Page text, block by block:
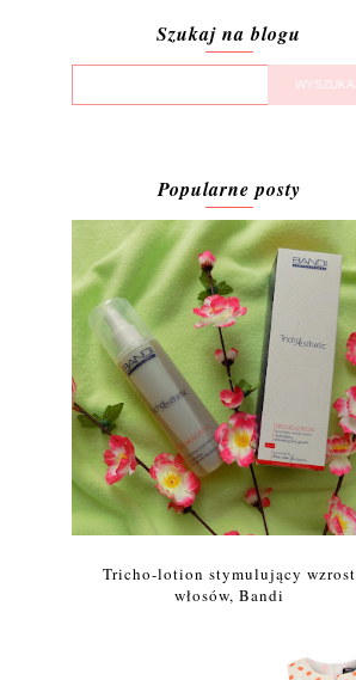
Szukaj na blogu
Popularne posty
Tricho-lotion stymulujący wzrost
włosów, Bandi